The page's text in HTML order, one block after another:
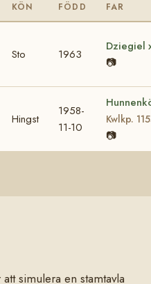
KÖN FÖDD FAR
Sto 1963
Dziegiel
📷
Hingst
1958-
11-10
Kwlkp.
📷
simulera en stamtavla